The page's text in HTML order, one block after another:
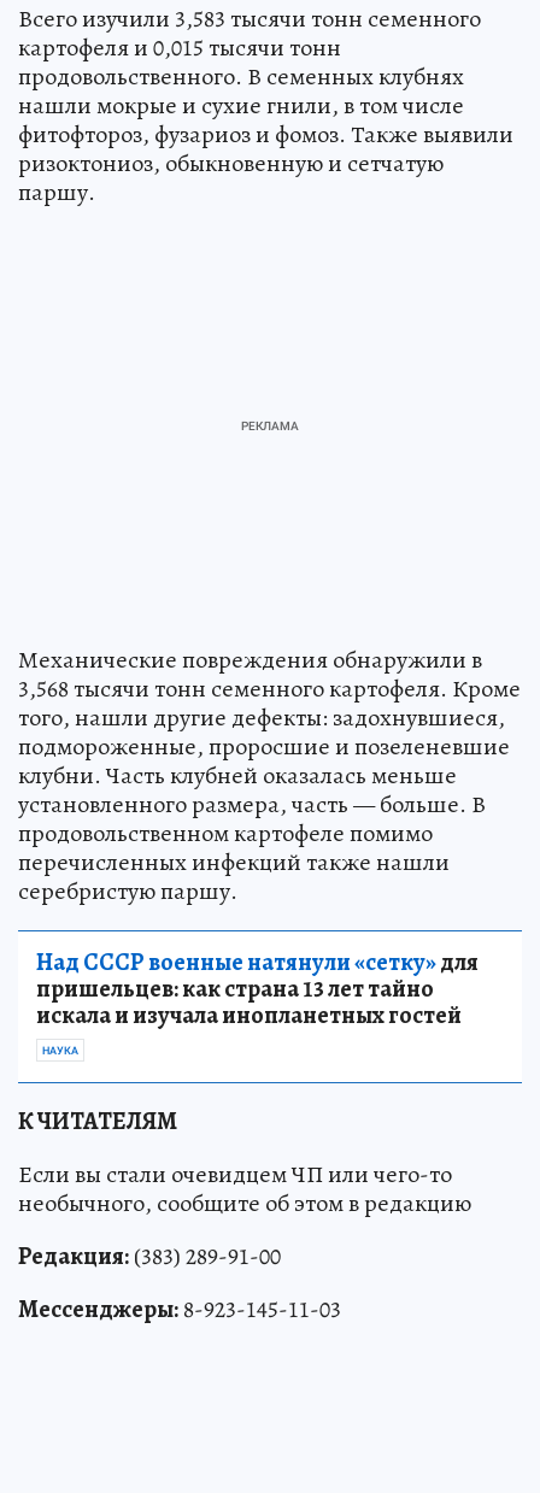
Всего изучили 3,583 тысячи тонн семенного
картофеля и 0,015 тысячи тонн
продовольственного. В семенных клубнях
нашли мокрые и сухие гнили, в том числе
фитофтороз, фузариоз и фомоз. Также выявили
ризоктониоз, обыкновенную и сетчатую
паршу.
Механические повреждения обнаружили в
3,568 тысячи тонн семенного картофеля. Кроме
того, нашли другие дефекты: задохнувшиеся,
подмороженные, проросшие и позеленевшие
клубни. Часть клубней оказалась меньше
установленного размера, часть — больше. В
продовольственном картофеле помимо
перечисленных инфекций также нашли
серебристую паршу.
Над СССР военные натянули «сетку»для
пришельцев: как страна 13 лет тайно
искала и изучала инопланетных гостей
НАУКА
К ЧИТАТЕЛЯМ
Если вы стали очевидцем ЧП или чего-то
необычного, сообщите об этом в редакцию
Редакция:(383) 289-91-00
Мессенджеры:8-923-145-11-03